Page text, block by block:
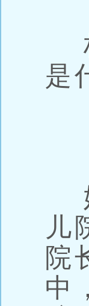
是
儿
院
中